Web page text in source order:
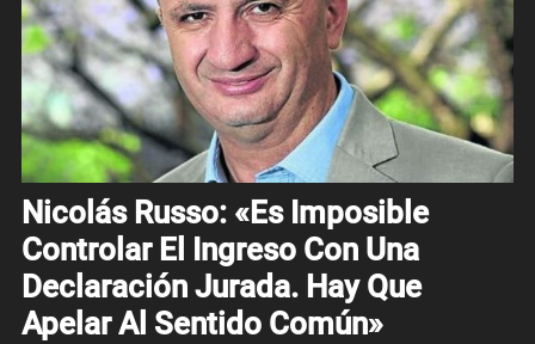
Nicolás Russo: «Es Imposible
Controlar El Ingreso Con Una
Declaración Jurada. Hay Que
Apelar Al Sentido Común»